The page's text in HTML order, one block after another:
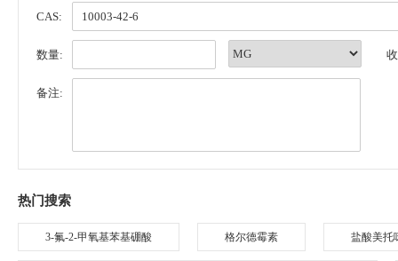
CAS:
数量:
备注:
热门搜索
3-氟-2-甲氧基苯基硼酸 格尔德霉素 盐酸美托